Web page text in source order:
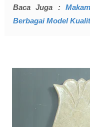
Baca Juga :
Berbagai Model